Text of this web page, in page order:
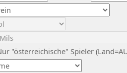
"österreichische" Spieler